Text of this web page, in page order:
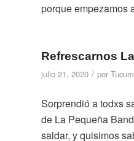
porque empezamos
Refrescarnos
julio 21, 2020 / por
Sorprendió a todxs
de La Pequeña
saldar, y quisimos